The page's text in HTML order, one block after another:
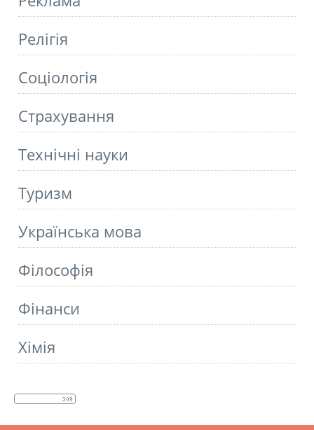
Релігія
Соціологія
Страхування
Технічні науки
Туризм
Українська мова
Філософія
Фінанси
Хімія